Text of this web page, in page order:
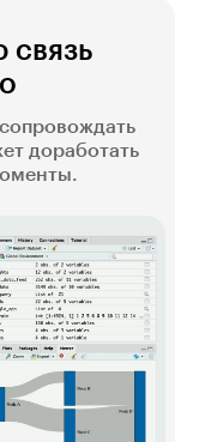
связь
доработать